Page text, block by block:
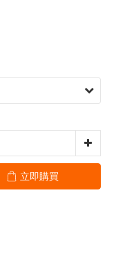
立即購買